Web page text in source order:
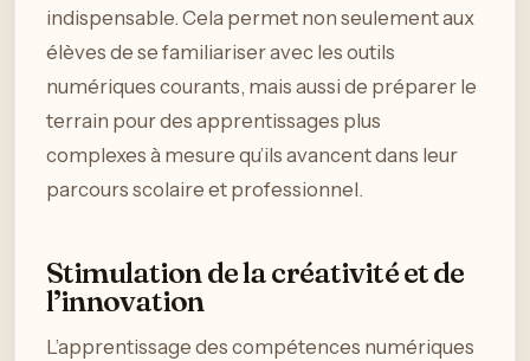
indispensable. Cela permet non seulement aux
élèves de se familiariser avec les outils
numériques courants, mais aussi de préparer le
terrain pour des apprentissages plus
complexes à mesure qu’ils avancent dans leur
parcours scolaire et professionnel.
Stimulation de la créativité et de
l’innovation
L’apprentissage des compétences numériques